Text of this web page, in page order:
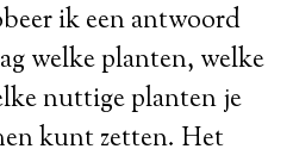
ik een antwoord
welke planten, welke
nuttige planten je
kunt zetten. Het